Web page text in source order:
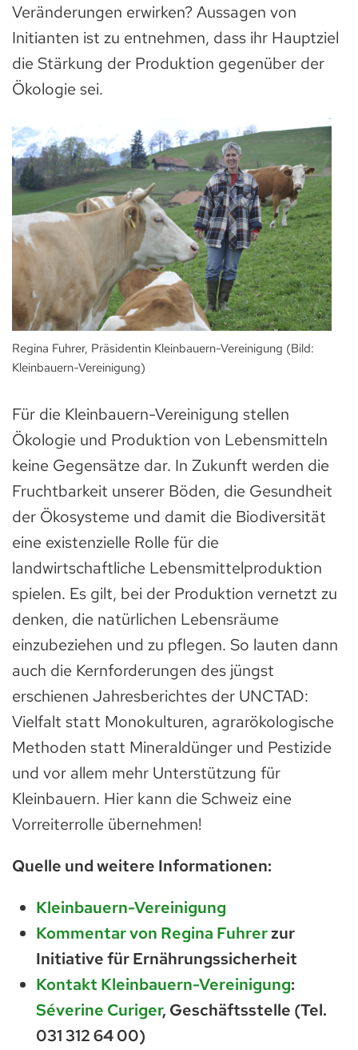
Veränderungen erwirken? Aussagen von
Initianten ist zu entnehmen, dass ihr Hauptziel
die Stärkung der Produktion gegenüber der
Ökologie sei.
Regina Fuhrer, Präsidentin Kleinbauern-Vereinigung (Bild:
Kleinbauern-Vereinigung)
Für die Kleinbauern-Vereinigung stellen
Ökologie und Produktion von Lebensmitteln
keine Gegensätze dar. In Zukunft werden die
Fruchtbarkeit unserer Böden, die Gesundheit
der Ökosysteme und damit die Biodiversität
eine existenzielle Rolle für die
landwirtschaftliche Lebensmittelproduktion
spielen. Es gilt, bei der Produktion vernetzt zu
denken, die natürlichen Lebensräume
einzubeziehen und zu pflegen. So lauten dann
auch die Kernforderungen des jüngst
erschienen Jahresberichtes der UNCTAD:
Vielfalt statt Monokulturen, agrarökologische
Methoden statt Mineraldünger und Pestizide
und vor allem mehr Unterstützung für
Kleinbauern. Hier kann die Schweiz eine
Vorreiterrolle übernehmen!
Quelle und weitere Informationen:
Kleinbauern-Vereinigung
Kommentar von Regina Fuhrerzur
Initiative für Ernährungssicherheit
Kontakt Kleinbauern-Vereinigung:
Séverine Curiger, Geschäftsstelle (Tel.
031 312 64 00)